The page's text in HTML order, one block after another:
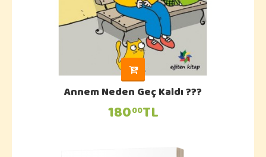
Annem Neden Geç Kaldı ???
18000TL